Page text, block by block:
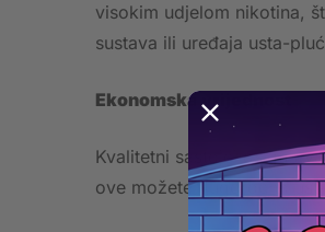
visokim udjelom nikotina,
sustava ili uređaja usta-
Ekonomska vrijednost
Kvalitetni sastojci
ove možete dugoročno